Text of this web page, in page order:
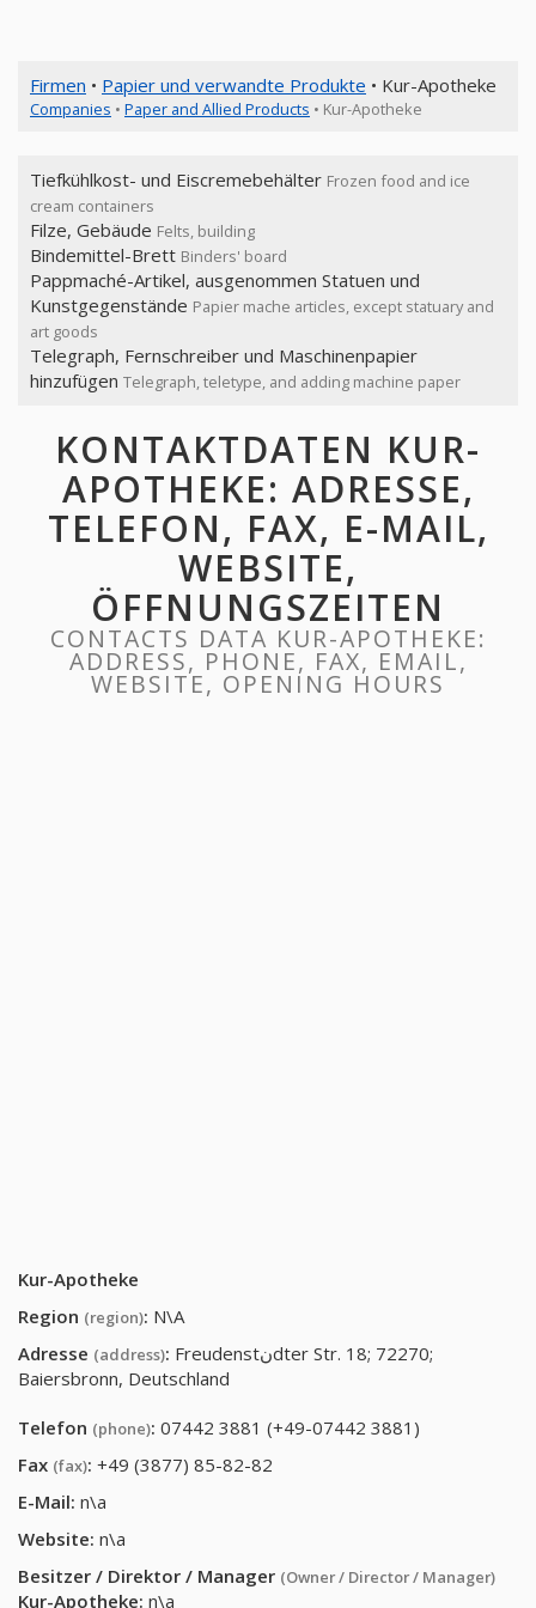
Firmen • Papier und verwandte Produkte • Kur-Apotheke
Companies • Paper and Allied Products • Kur-Apotheke
Tiefkühlkost- und Eiscremebehälter Frozen food and ice
cream containers
Filze, Gebäude Felts, building
Bindemittel-Brett Binders' board
Pappmaché-Artikel, ausgenommen Statuen und
Kunstgegenstände Papier mache articles, except statuary and
art goods
Telegraph, Fernschreiber und Maschinenpapier
hinzufügen Telegraph, teletype, and adding machine paper
KONTAKTDATEN KUR-
APOTHEKE: ADRESSE,
TELEFON, FAX, E-MAIL,
WEBSITE,
ÖFFNUNGSZEITEN
CONTACTS DATA KUR-APOTHEKE:
ADDRESS, PHONE, FAX, EMAIL,
WEBSITE, OPENING HOURS
Kur-Apotheke
Region (region): N\A
Adresse (address): Freudenstنdter Str. 18; 72270;
Baiersbronn, Deutschland
Telefon (phone): 07442 3881 (+49-07442 3881)
Fax (fax): +49 (3877) 85-82-82
E-Mail: n\a
Website: n\a
Besitzer / Direktor / Manager (Owner / Director / Manager)
Kur-Apotheke: n\a